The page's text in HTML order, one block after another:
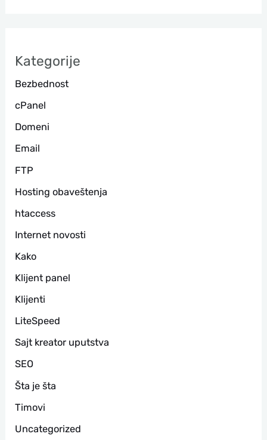
г
а
Kategorije
Bezbednost
cPanel
Domeni
Email
FTP
Hosting obaveštenja
htaccess
Internet novosti
Kako
Klijent panel
Klijenti
LiteSpeed
Sajt kreator uputstva
SEO
Šta je šta
Timovi
Uncategorized